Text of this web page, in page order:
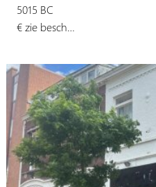
5015 BC
€ zie besch…